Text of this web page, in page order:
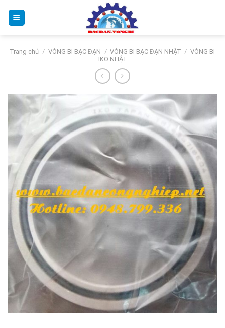
Trang chủ / VÒNG BI BẠC ĐẠN / VÒNG BI BẠC ĐẠN NHẬT / VÒNG BI
IKO NHẬT